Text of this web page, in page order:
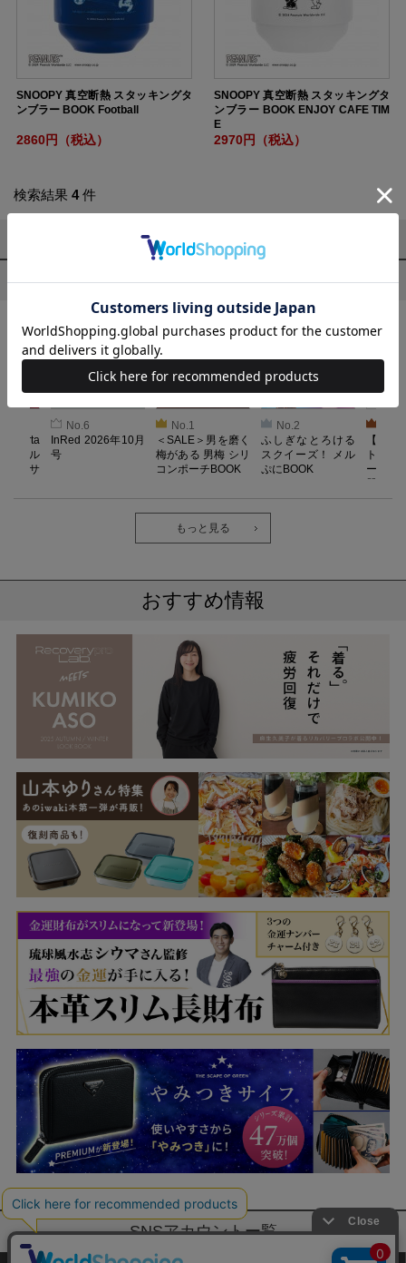
SNOOPY 真空断熱 スタッキングタ
ンブラー BOOK Football
2860円（税込）
SNOOPY 真空断熱 スタッキングタ
ンブラー BOOK ENJOY CAFE TIM
E
2970円（税込）
検索結果 4件
今売れている商品
キル
レッサ
No.6
InRed 2026年10月
号
No.1
＜SALE＞男を磨く
梅がある 男梅 シリ
コンポーチBOOK
No.2
ふしぎなとろける
スクイーズ！ メル
ぷにBOOK
【
ト／L
ー）【
ab. 疲
もっと見る
おすすめ情報
SNSアカウントー覧